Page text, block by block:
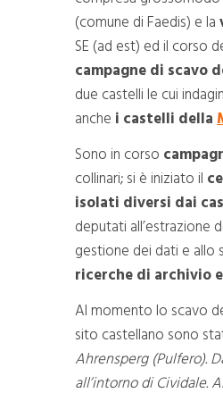
(comune di Faedis) e la
SE (ad est) ed il corso
campagne di scavo
due castelli le cui
anche i castelli della
Sono in corso
collinari; si è iniziato il
isolati diversi dai
deputati all’estrazione
gestione dei dati e allo
ricerche di archivio
Al momento lo scavo
sito castellano sono
Ahrensperg (Pulfero).
all’intorno di Cividale.